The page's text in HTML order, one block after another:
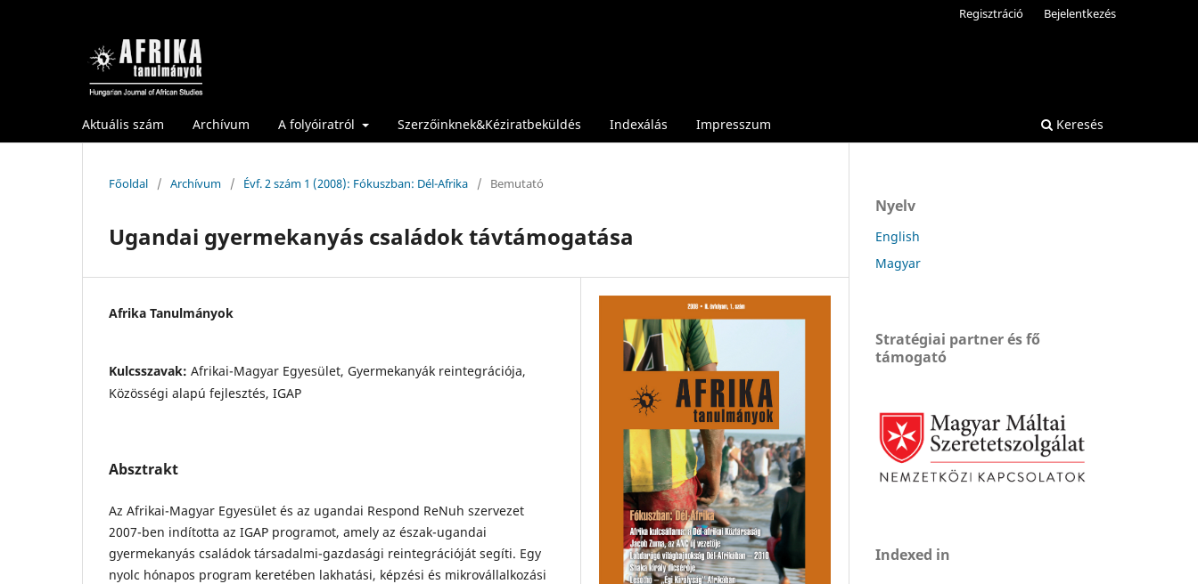
Aktuális szám Archívum A folyóiratról Szerzőinknek&Kéziratbeküldés Indexálás Impresszum Keresés
Regisztráció Bejelentkezés
Főoldal / Archívum / Évf. 2 szám 1 (2008): Fókuszban: Dél-Afrika / Bemutató
Ugandai gyermekanyás családok távtámogatása
Afrika Tanulmányok
Kulcsszavak: Afrikai-Magyar Egyesület, Gyermekanyák reintegrációja,
Közösségi alapú fejlesztés, IGAP
Absztrakt
Az Afrikai-Magyar Egyesület és az ugandai Respond ReNuh szervezet
2007-ben indította az IGAP programot, amely az észak-ugandai
gyermekanyás családok társadalmi-gazdasági reintegrációját segíti. Egy
nyolc hónapos program keretében lakhatási, képzési és mikrovállalkozási
Nyelv
English
Magyar
Stratégiai partner és fő
támogató
Indexed in